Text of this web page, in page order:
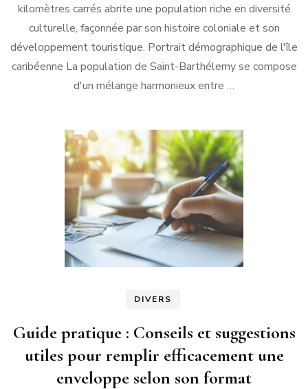
kilomètres carrés abrite une population riche en diversité
culturelle, façonnée par son histoire coloniale et son
développement touristique. Portrait démographique de l'île
caribéenne La population de Saint-Barthélemy se compose
d'un mélange harmonieux entre …
DIVERS
Guide pratique : Conseils et suggestions
utiles pour remplir efficacement une
enveloppe selon son format